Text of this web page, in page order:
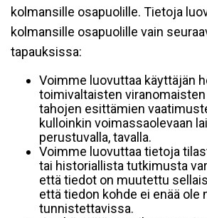
kolmansille osapuolille. Tietoja
kolmansille osapuolille vain
tapauksissa:
Voimme luovuttaa käyttäjän
toimivaltaisten
tahojen esittämien
kulloinkin voimassaolevaan
perustuvalla, tavalla.
Voimme luovuttaa tietoja
tai historiallista tutkimusta
että tiedot on muutettu
että tiedon kohde ei enää ole
tunnistettavissa.